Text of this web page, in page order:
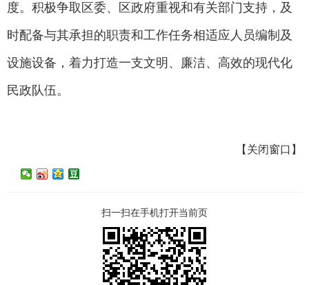
度。积极争取区委、区政府重视和有关部门支持，及
时配备与其承担的职责和工作任务相适应人员编制及
设施设备，着力打造一支文明、廉洁、高效的现代化
民政队伍。
【 关闭窗口 】
扫一扫在手机打开当前页